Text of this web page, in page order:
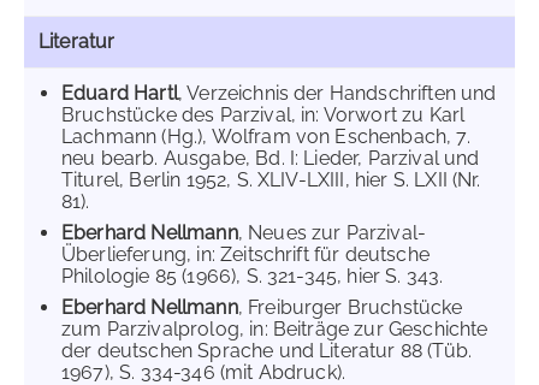
Literatur
Eduard Hartl, Verzeichnis der Handschriften und
Bruchstücke des Parzival, in: Vorwort zu Karl
Lachmann (Hg.), Wolfram von Eschenbach, 7.
neu bearb. Ausgabe, Bd. I: Lieder, Parzival und
Titurel, Berlin 1952, S. XLIV-LXIII, hier S. LXII (Nr.
81).
Eberhard Nellmann, Neues zur Parzival-
Überlieferung, in: Zeitschrift für deutsche
Philologie 85 (1966), S. 321-345, hier S. 343.
Eberhard Nellmann, Freiburger Bruchstücke
zum Parzivalprolog, in: Beiträge zur Geschichte
der deutschen Sprache und Literatur 88 (Tüb.
1967), S. 334-346 (mit Abdruck).